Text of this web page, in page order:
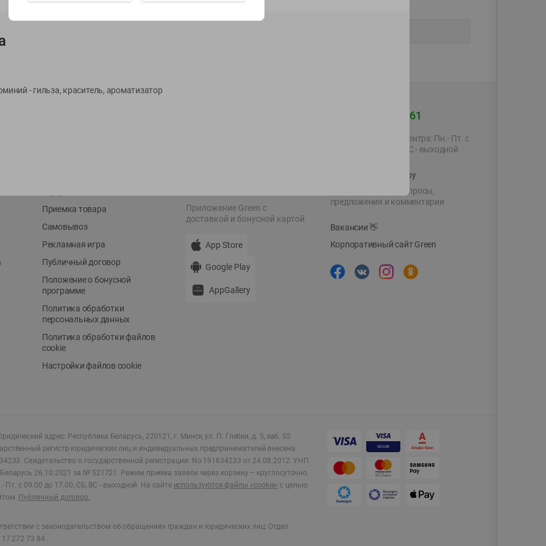
Приемка товара
Самовывоз
Рекламная игра
Публичный договор
Положение о бонусной
программе
Политика обработки
персональных данных
Политика обработки файлов
cookie
Настройки файлов cookie
Приложение Green c
доставкой и бонусной картой
App Store
Google Play
AppGallery
+375 44 560-60-61
Время работы Call-центра: Пн.- Пт. с
09.00 до 17.00, СБ, ВС - выходной
shop@green-market.by
Пишите нам свои вопросы,
предложения и комментарии
Вакансии👋
Корпоративный сайт Green
адрес: Республика Беларусь, 220121, г. Минск, ул. П. Глебки, д. 5, каб. 55
регистр юридических лиц и индивидуальных предпринимателей внесена
Свидетельство о государственной регистрации: No 191634233 от 24.08.2012. УНП
26.10.2021 за № 521721. Режим приема заявок через корзину – круглосуточно.
Пт. с 09.00 до 17.00, СБ, ВС - выходной. На сайте используются файлы «cookie» с целью
Публичный договор.
с законодательством об обращениях граждан и юридических лиц: Отдел
272 73 84 .
- гильза, краситель, ароматизатор